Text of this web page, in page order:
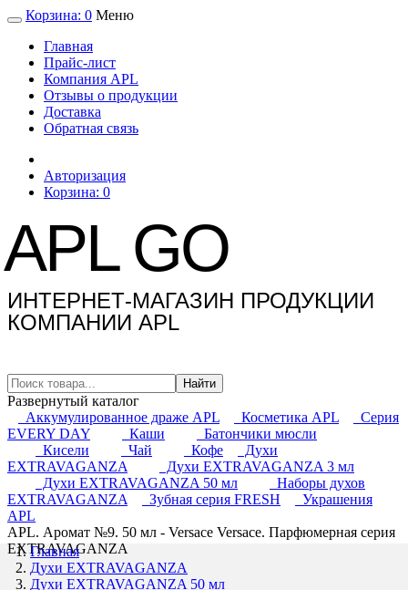
Корзина: 0 Меню
Главная
Прайс-лист
Компания APL
Отзывы о продукции
Доставка
Обратная связь
Авторизация
Корзина: 0
APL GO
ИНТЕРНЕТ-МАГАЗИН ПРОДУКЦИИ
КОМПАНИИ APL
Найти
Развернутый каталог
Аккумулированное драже APL
Косметика APL
Серия
EVERY DAY
Каши
Батончики мюсли
Кисели
Чай Кофе
Духи
EXTRAVAGANZA
Духи EXTRAVAGANZA 3 мл
Духи EXTRAVAGANZA 50 мл
Наборы духов
EXTRAVAGANZA
Зубная серия FRESH
Украшения
APL
APL. Аромат №9. 50 мл - Versace Versace. Парфюмерная серия
EXTRAVAGANZA
Главная
Духи EXTRAVAGANZA
Духи EXTRAVAGANZA 50 мл